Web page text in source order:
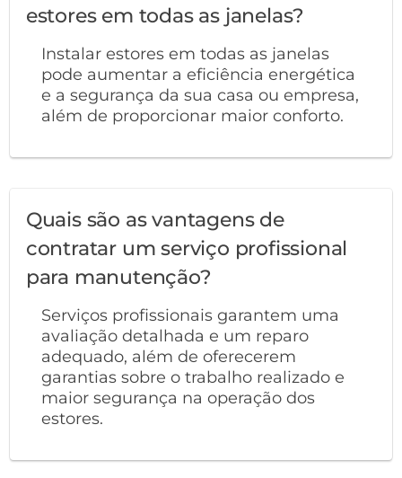
estores em todas as janelas?
Instalar estores em todas as janelas
pode aumentar a eficiência energética
e a segurança da sua casa ou empresa,
além de proporcionar maior conforto.
Quais são as vantagens de
contratar um serviço profissional
para manutenção?
Serviços profissionais garantem uma
avaliação detalhada e um reparo
adequado, além de oferecerem
garantias sobre o trabalho realizado e
maior segurança na operação dos
estores.